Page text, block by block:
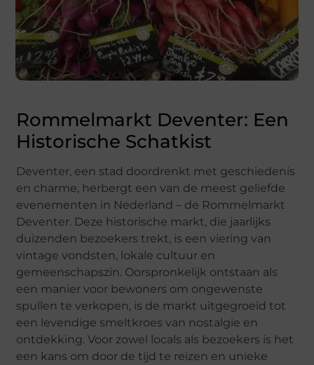
Rommelmarkt Deventer: Een
Historische Schatkist
Deventer, een stad doordrenkt met geschiedenis
en charme, herbergt een van de meest geliefde
evenementen in Nederland – de Rommelmarkt
Deventer. Deze historische markt, die jaarlijks
duizenden bezoekers trekt, is een viering van
vintage vondsten, lokale cultuur en
gemeenschapszin. Oorspronkelijk ontstaan als
een manier voor bewoners om ongewenste
spullen te verkopen, is de markt uitgegroeid tot
een levendige smeltkroes van nostalgie en
ontdekking. Voor zowel locals als bezoekers is het
een kans om door de tijd te reizen en unieke